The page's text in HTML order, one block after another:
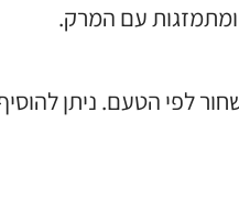
עם המרק.
לפי הטעם. ניתן